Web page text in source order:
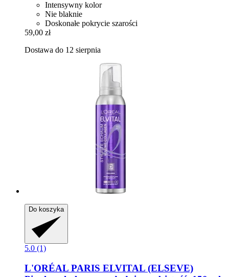
Intensywny kolor
Nie blaknie
Doskonałe pokrycie szarości
59,00 zł
Dostawa do 12 sierpnia
Do koszyka
5.0 (1)
L'ORÉAL PARIS ELVITAL (ELSEVE)